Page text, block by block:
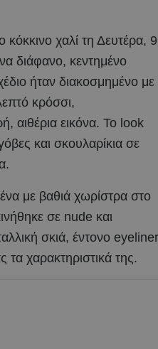
χαλί τη Δευτέρα, 9
διάφανο, κεντημένο
ήταν διακοσμημένο με
κρόσσι,
αιθέρια εικόνα. Το look
και σκουλαρίκια σε
με βαθιά χωρίστρα στο
σε nude και
σκιά, έντονο eyeliner
τα χαρακτηριστικά της.